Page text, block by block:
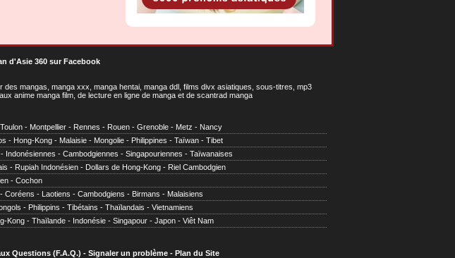
d'Asie 360 sur Facebook
des mangas, manga xxx, manga hentai, manga ddl, films divx asiatiques, sous-titres, mp3
anime manga film, de lecture en ligne de manga et de scantrad manga
Toulon - Montpellier - Rennes - Rouen - Grenoble - Metz - Nancy
- Hong-Kong - Malaisie - Mongolie - Philippines - Taïwan - Tibet
- Indonésiennes - Cambodgiennes - Singapouriennes - Taïwanaises
- Rupiah Indonésien - Dollars de Hong-Kong - Riel Cambodgien
- Cochon
- Coréens - Laotiens - Cambodgiens - Birmans - Malaisiens
- Philippins - Tibétains - Thaïlandais - Vietnamiens
Kong - Thaïlande - Indonésie - Singapour - Japon - Viêt Nam
Questions (F.A.Q.) - Signaler un problème- Plan du Site